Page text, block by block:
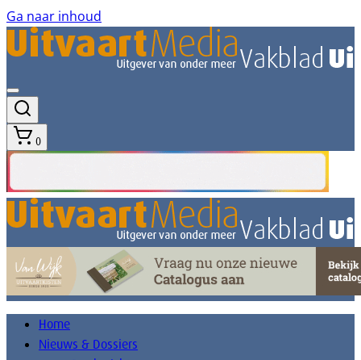
Ga naar inhoud
0
Home
Nieuws & Dossiers